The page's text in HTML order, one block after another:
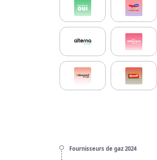
Fournisseurs de gaz 2024